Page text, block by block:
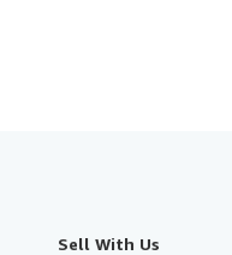
Sell With Us